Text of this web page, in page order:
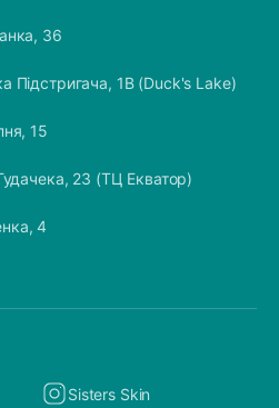
36
Підстригача, 1В (Duck's Lake)
15
23 (ТЦ Екватор)
4
Sisters Skin